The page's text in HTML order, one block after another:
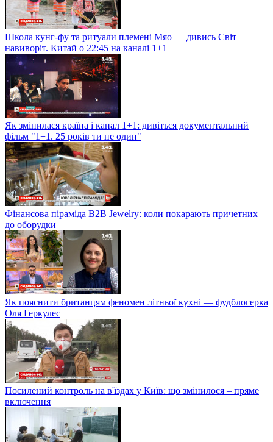
Школа кунг-фу та ритуали племені Мяо — дивись Світ
навиворіт. Китай о 22:45 на каналі 1+1
Як змінилася країна і канал 1+1: дивіться документальний
фільм "1+1. 25 років ти не один"
Фінансова піраміда B2B Jewelry: коли покарають причетних
до оборудки
Як пояснити британцям феномен літньої кухні — фудблогерка
Оля Геркулес
Посилений контроль на в'їздах у Київ: що змінилося – пряме
включення